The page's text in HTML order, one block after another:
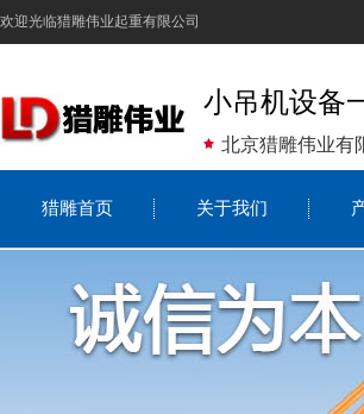
欢迎光临猎雕伟业起重有限公司
小吊机设备
北京猎雕伟业有
猎雕首页 关于我们